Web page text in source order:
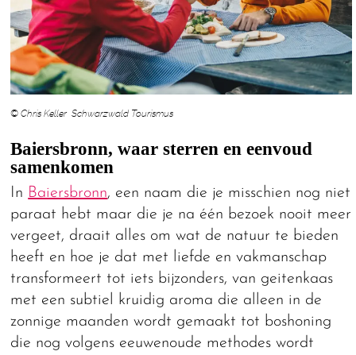
© Chris Keller Schwarzwald Tourismus
Baiersbronn, waar sterren en eenvoud
samenkomen
In Baiersbronn, een naam die je misschien nog niet
paraat hebt maar die je na één bezoek nooit meer
vergeet, draait alles om wat de natuur te bieden
heeft en hoe je dat met liefde en vakmanschap
transformeert tot iets bijzonders, van geitenkaas
met een subtiel kruidig aroma die alleen in de
zonnige maanden wordt gemaakt tot boshoning
die nog volgens eeuwenoude methodes wordt